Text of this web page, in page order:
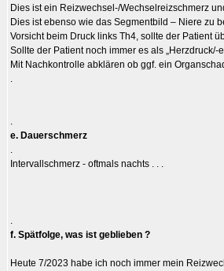
Dies ist ein Reizwechsel-/Wechselreizschmerz
Dies ist ebenso wie das Segmentbild – Niere zu
Vorsicht beim Druck links Th4, sollte der Patient
Sollte der Patient noch immer es als
Mit Nachkontrolle abklären ob ggf. ein
.
.
e. Dauerschmerz
.
Intervallschmerz - oftmals nachts . . .
.
f. Spätfolge, was ist geblieben ?
Heute 7/2023 habe ich noch immer mein